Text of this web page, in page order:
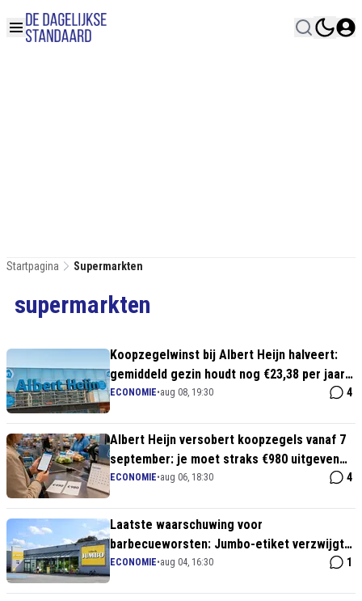
Startpagina Supermarkten
supermarkten
Koopzegelwinst bij Albert Heijn halveert:
gemiddeld gezin houdt nog €23,38 per jaar
over
ECONOMIE•aug 08, 19:30 4
Albert Heijn versobert koopzegels vanaf 7
september: je moet straks €980 uitgeven
voor €3 voordeel
ECONOMIE•aug 06, 18:30 4
Laatste waarschuwing voor
barbecueworsten: Jumbo-etiket verzwijgt
allergeen soja
ECONOMIE•aug 04, 16:30 1